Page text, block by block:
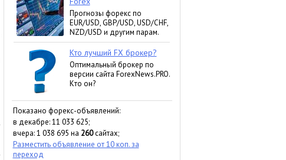
Показано форекс-объявлений:
в декабре: 11 033 625;
вчера: 1 038 695 на 260сайтах;
Разместить объявление от 10 коп. за
переход